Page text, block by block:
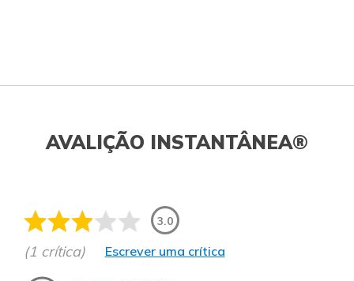
AVALIÇÃO INSTANTÂNEA®
3.0
(1 crítica) Escrever uma crítica